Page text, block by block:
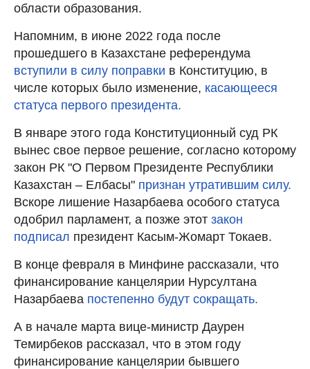
области образования.
Напомним, в июне 2022 года после
прошедшего в Казахстане референдума
вступили в силу поправки в Конституцию, в
числе которых было изменение, касающееся
статуса первого президента.
В январе этого года Конституционный суд РК
вынес свое первое решение, согласно которому
закон РК "О Первом Президенте Республики
Казахстан – Елбасы" признан утратившим силу.
Вскоре лишение Назарбаева особого статуса
одобрил парламент, а позже этот закон
подписал президент Касым-Жомарт Токаев.
В конце февраля в Минфине рассказали, что
финансирование канцелярии Нурсултана
Назарбаева постепенно будут сокращать.
А в начале марта вице-министр Даурен
Темирбеков рассказал, что в этом году
финансирование канцелярии бывшего